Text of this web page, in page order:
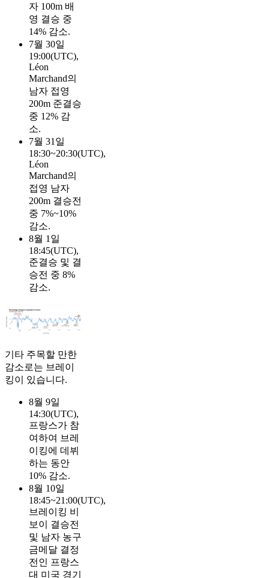
자 100m 배
영 결승 중
14% 감소.
7월 30일
19:00(UTC),
Léon
Marchand의
남자 접영
200m 준결승
중 12% 감
소.
7월 31일
18:30~20:30(UTC),
Léon
Marchand의
접영 남자
200m 결승전
중 7%~10%
감소.
8월 1일
18:45(UTC),
준결승 및 결
승전 중 8%
감소.
기타 주목할 만한
감소로는 브레이
킹이 있습니다.
8월 9일
14:30(UTC),
프랑스가 참
여하여 브레
이킹에 데뷔
하는 동안
10% 감소.
8월 10일
18:45~21:00(UTC),
브레이킹 비
보이 결승전
및 남자 농구
금메달 결정
전인 프랑스
대 미국 경기